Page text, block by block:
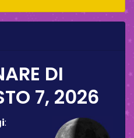
DI
7, 2026
: